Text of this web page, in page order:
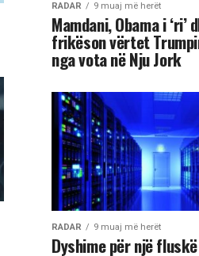
RADAR 9 muaj më herët
Mamdani, Obama i ‘ri’
frikëson vërtet
nga vota në Nju Jork
RADAR 9 muaj më herët
Dyshime për një